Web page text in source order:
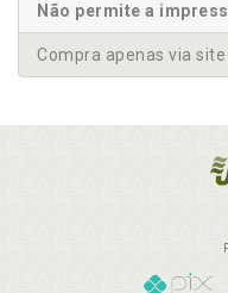
Não permite a
Compra apenas via